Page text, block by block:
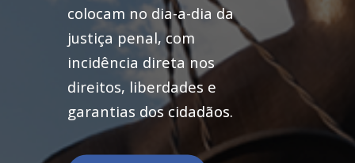
colocam no dia-a-dia da
justiça penal, com
incidência direta nos
direitos, liberdades e
garantias dos cidadãos.